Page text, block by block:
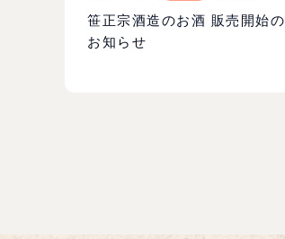
笹正宗酒造のお酒 販売開始の
お知らせ